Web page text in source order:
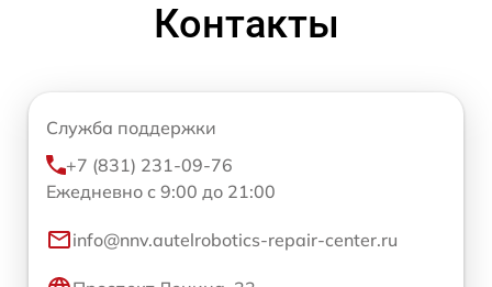
Контакты
Служба поддержки
+7 (831) 231-09-76
Ежедневно с 9:00 до 21:00
info@nnv.autelrobotics-repair-center.ru